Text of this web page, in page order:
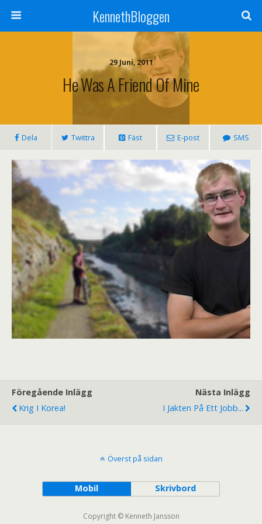
KennethBloggen
29 Juni, 2011
He Was A Friend Of Mine
Dela Twittra Fäst E-post SMS
Föregående Inlägg
Krig I Korea!
Nästa Inlägg
I Jakten På Ett Jobb...
Överst på sidan
Mobil Skrivbord
Copyright © Kenneth Jansson